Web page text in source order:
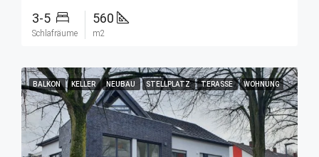
3-5
Schlafräume
560
m2
BALKON KELLER NEUBAU STELLPLATZ TERASSE WOHNUNG